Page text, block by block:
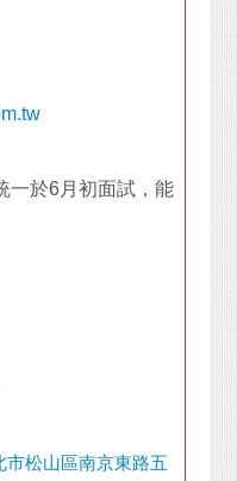
一於6月初面試，能
市松山區南京東路五